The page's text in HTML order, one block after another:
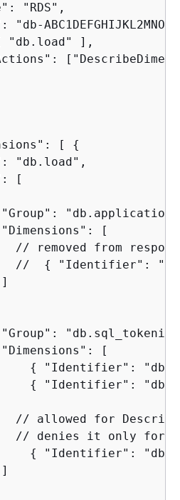
"RDS",
"db-
"db.load" ],
[
{
"db.load",
[
[
// removed from
//
{
"Identifier":
[
{
"Identifier":
{
"Identifier":
// allowed for
// denies it only for
{
"Identifier":